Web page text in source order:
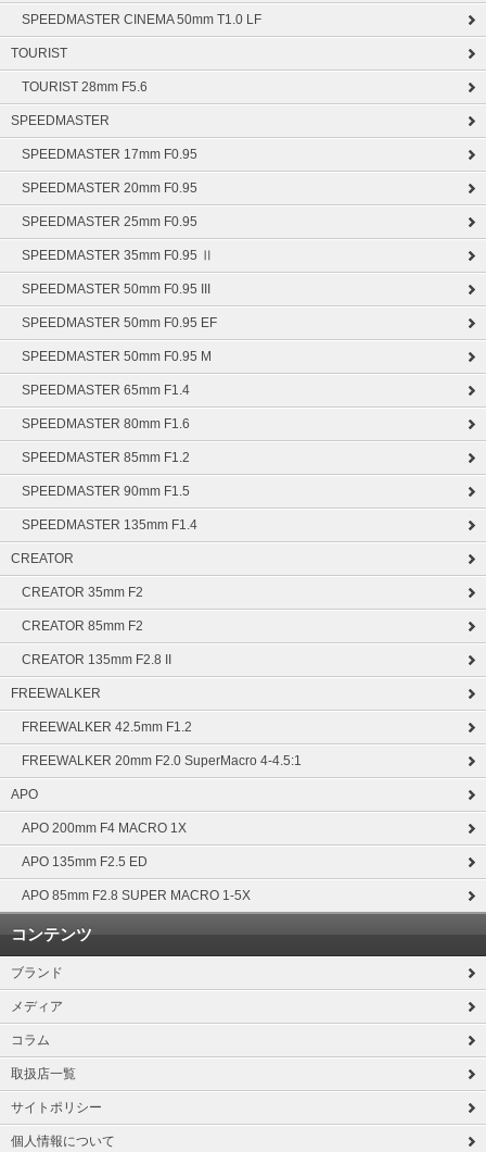
SPEEDMASTER CINEMA 50mm T1.0 LF
TOURIST
TOURIST 28mm F5.6
SPEEDMASTER
SPEEDMASTER 17mm F0.95
SPEEDMASTER 20mm F0.95
SPEEDMASTER 25mm F0.95
SPEEDMASTER 35mm F0.95 Ⅱ
SPEEDMASTER 50mm F0.95 III
SPEEDMASTER 50mm F0.95 EF
SPEEDMASTER 50mm F0.95 M
SPEEDMASTER 65mm F1.4
SPEEDMASTER 80mm F1.6
SPEEDMASTER 85mm F1.2
SPEEDMASTER 90mm F1.5
SPEEDMASTER 135mm F1.4
CREATOR
CREATOR 35mm F2
CREATOR 85mm F2
CREATOR 135mm F2.8 II
FREEWALKER
FREEWALKER 42.5mm F1.2
FREEWALKER 20mm F2.0 SuperMacro 4-4.5:1
APO
APO 200mm F4 MACRO 1X
APO 135mm F2.5 ED
APO 85mm F2.8 SUPER MACRO 1-5X
コンテンツ
ブランド
メディア
コラム
取扱店一覧
サイトポリシー
個人情報について